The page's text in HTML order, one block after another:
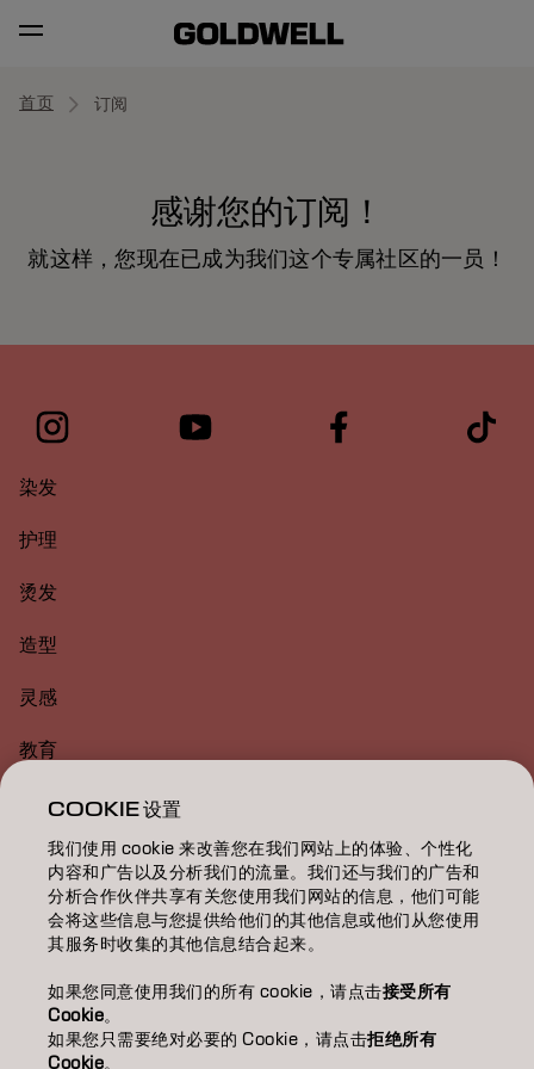
首页 订阅
感谢您的订阅！
就这样，您现在已成为我们这个专属社区的一员！
染发
护理
烫发
造型
灵感
教育
关于
美发沙龙查找
成为合作伙伴
联系我们
版权声明隐私政策Cookie 政策使用条款无障碍访问
COOKIE 设置
我们使用 cookie 来改善您在我们网站上的体验、个性化
内容和广告以及分析我们的流量。我们还与我们的广告和
分析合作伙伴共享有关您使用我们网站的信息，他们可能
会将这些信息与您提供给他们的其他信息或他们从您使用
其服务时收集的其他信息结合起来。
如果您同意使用我们的所有 cookie，请点击接受所有
Cookie。
如果您只需要绝对必要的 Cookie，请点击拒绝所有
Cookie。